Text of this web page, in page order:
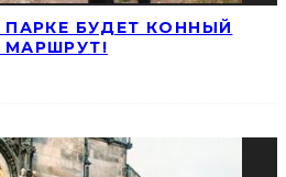
БУДЕТ КОННЫЙ